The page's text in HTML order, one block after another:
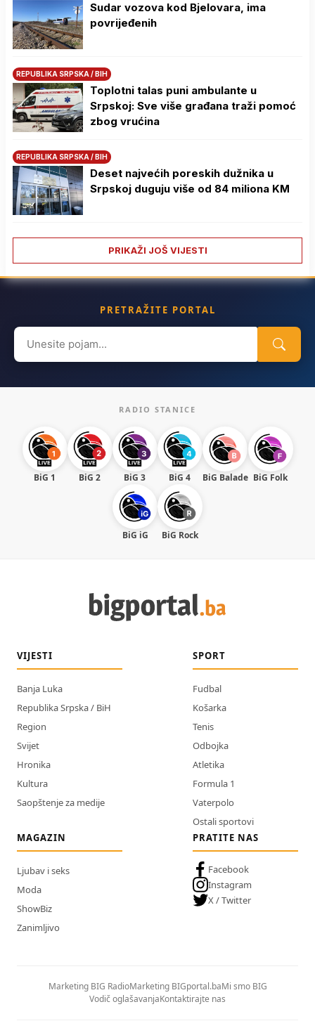
Sudar vozova kod Bjelovara, ima
povrijeđenih
REPUBLIKA SRPSKA / BIH
Toplotni talas puni ambulante u
Srpskoj: Sve više građana traži pomoć
zbog vrućina
REPUBLIKA SRPSKA / BIH
Deset najvećih poreskih dužnika u
Srpskoj duguju više od 84 miliona KM
PRIKAŽI JOŠ VIJESTI
PRETRAŽITE PORTAL
Search
for:
RADIO STANICE
BiG 1 BiG 2 BiG 3 BiG 4 BiG Balade BiG Folk
BiG iG BiG Rock
VIJESTI
Banja Luka
Republika Srpska / BiH
Region
Svijet
Hronika
Kultura
Saopštenje za medije
SPORT
Fudbal
Košarka
Tenis
Odbojka
Atletika
Formula 1
Vaterpolo
Ostali sportovi
MAGAZIN
Ljubav i seks
Moda
ShowBiz
Zanimljivo
PRATITE NAS
Facebook
Instagram
X / Twitter
Marketing BIG RadioMarketing BIGportal.baMi smo BIG
Vodič oglašavanjaKontaktirajte nas